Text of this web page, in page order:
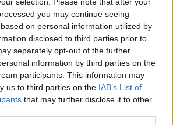
you may continue seeing
on personal information utilized by
disclosed to third parties prior to
separately opt-out of the further
information by third parties on the
participants. This information may
us to third parties on the IAB’s List of
that may further disclose it to other
JULHO, 2021